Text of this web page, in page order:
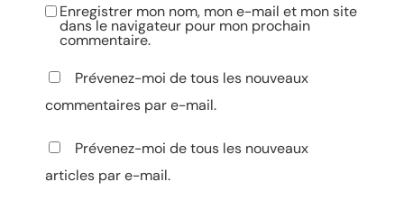
Enregistrer mon nom, mon e-mail et mon site
dans le navigateur pour mon prochain
commentaire.
Prévenez-moi de tous les nouveaux
commentaires par e-mail.
Prévenez-moi de tous les nouveaux
articles par e-mail.